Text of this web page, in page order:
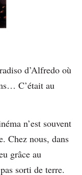
d’Alfredo où
C’était au
n’est souvent
Chez nous, dans
grâce au
sorti de terre.